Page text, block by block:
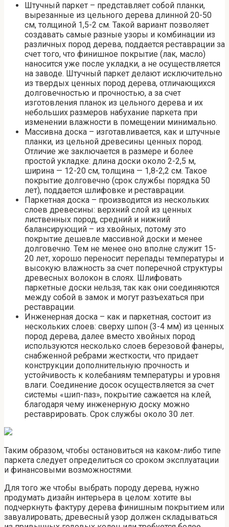
Штучный паркет – представляет собой планки,
вырезанные из цельного дерева длинной 20-50
см, толщиной 1,5-2 см. Такой вариант позволяет
создавать самые разные узоры и комбинации из
различных пород дерева, поддается реставрации за
счет того, что финишное покрытие (лак, масло)
наносится уже после укладки, а не осуществляется
на заводе. Штучный паркет делают исключительно
из твердых ценных пород дерева, отличающихся
долговечностью и прочностью, а за счет
изготовления планок из цельного дерева и их
небольших размеров набухание паркета при
изменении влажности в помещении минимально.
Массивна доска – изготавливается, как и штучные
планки, из цельной древесины ценных пород.
Отличие же заключается в размере и более
простой укладке: длина доски около 2-2,5 м,
ширина — 12-20 см, толщина — 1,8-2,2 см. Такое
покрытие долговечно (срок службы порядка 50
лет), поддается шлифовке и реставрации.
Паркетная доска – производится из нескольких
слоев древесины: верхний слой из ценных
лиственных пород, средний и нижний
балансирующий – из хвойных, потому это
покрытие дешевле массивной доски и менее
долговечно. Тем не менее оно вполне служит 15-
20 лет, хорошо переносит перепады температуры и
высокую влажность за счет поперечной структуры
древесных волокон в слоях. Шлифовать
паркетные доски нельзя, так как они соединяются
между собой в замок и могут разъехаться при
реставрации.
Инженерная доска – как и паркетная, состоит из
нескольких слоев: сверху шпон (3-4 мм) из ценных
пород дерева, далее вместо хвойных пород
используются несколько слоев березовой фанеры,
снабженной ребрами жесткости, что придает
конструкции дополнительную прочность и
устойчивость к колебаниям температуры и уровня
влаги. Соединение досок осуществляется за счет
системы «шип-паз», покрытие сажается на клей,
благодаря чему инженерную доску можно
реставрировать. Срок службы около 30 лет.
Таким образом, чтобы остановиться на каком-либо типе
паркета следует определиться со сроком эксплуатации
и финансовыми возможностями.
Для того же чтобы выбрать породу дерева, нужно
продумать дизайн интерьера в целом: хотите вы
подчеркнуть фактуру дерева финишным покрытием или
завуалировать; древесный узор должен складываться